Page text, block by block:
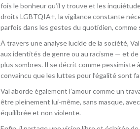
fois le bonheur qu’il y trouve et les
droits LGBTQIA+, la vigilance constante
parfois dans les gestes du quotidien, comme
À travers une analyse lucide de la société,
aux identités de genre ou au racisme — et
plus sombres. Il se décrit comme
convaincu que les luttes pour l’égalité sont
Val aborde également l’amour comme un
être pleinement lui-même, sans masque,
équilibrée et non violente.